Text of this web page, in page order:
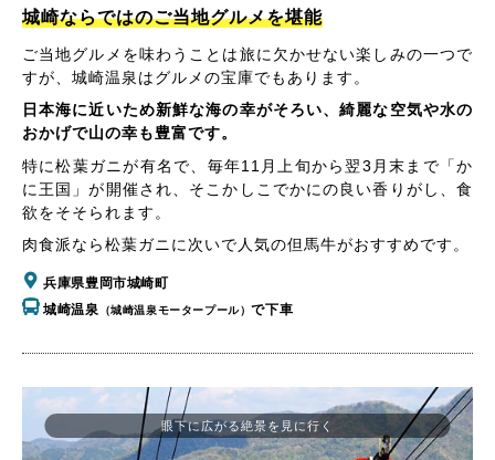
城崎ならではのご当地グルメを堪能
ご当地グルメを味わうことは旅に欠かせない楽しみの一つで
すが、城崎温泉はグルメの宝庫でもあります。
日本海に近いため新鮮な海の幸がそろい、綺麗な空気や水の
おかげで山の幸も豊富です。
特に松葉ガニが有名で、毎年11月上旬から翌3月末まで「か
に王国」が開催され、そこかしこでかにの良い香りがし、食
欲をそそられます。
肉食派なら松葉ガニに次いで人気の但馬牛がおすすめです。
兵庫県豊岡市城崎町
城崎温泉 （城崎温泉モータープール）で下車
眼下に広がる絶景を見に行く